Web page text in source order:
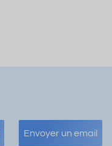
Envoyer un email